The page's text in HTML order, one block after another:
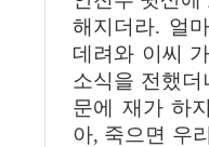
해지더라. 얼
데려와 이씨
소식을 전했
문에 재가 하
아, 죽으면 우